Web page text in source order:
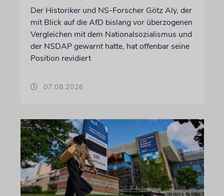
Der Historiker und NS-Forscher Götz Aly, der
mit Blick auf die AfD bislang vor überzogenen
Vergleichen mit dem Nationalsozialismus und
der NSDAP gewarnt hatte, hat offenbar seine
Position revidiert
07.08.2026